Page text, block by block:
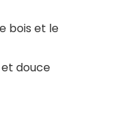
bois et le
douce